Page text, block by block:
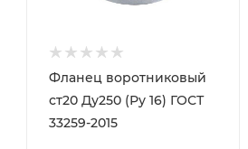
Фланец воротниковый
ст20 Ду250 (Ру 16) ГОСТ
33259-2015